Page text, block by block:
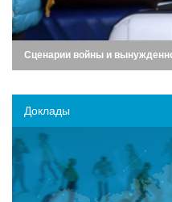
Сценарии войны и
Доклады